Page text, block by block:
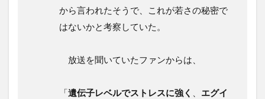
から言われたそうで、これが若さの秘密で
はないかと考察していた。
放送を聞いていたファンからは、
「遺伝子レベルでストレスに強く
エグイ